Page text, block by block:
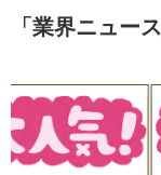
「 業界ニュース